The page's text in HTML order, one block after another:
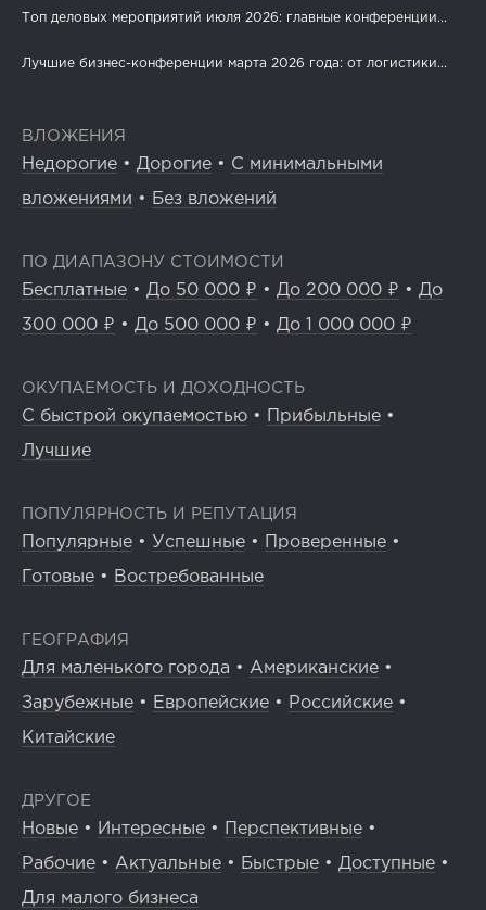
Топ деловых мероприятий июля 2026: главные конференции...
Лучшие бизнес-конференции марта 2026 года: от логистики...
ВЛОЖЕНИЯ
Недорогие • Дорогие • С минимальными
вложениями • Без вложений
ПО ДИАПАЗОНУ СТОИМОСТИ
Бесплатные • До 50 000 ₽ • До 200 000 ₽ • До
300 000 ₽ • До 500 000 ₽ • До 1 000 000 ₽
ОКУПАЕМОСТЬ И ДОХОДНОСТЬ
С быстрой окупаемостью • Прибыльные •
Лучшие
ПОПУЛЯРНОСТЬ И РЕПУТАЦИЯ
Популярные • Успешные • Проверенные •
Готовые • Востребованные
ГЕОГРАФИЯ
Для маленького города • Американские •
Зарубежные • Европейские • Российские •
Китайские
ДРУГОЕ
Новые • Интересные • Перспективные •
Рабочие • Актуальные • Быстрые • Доступные •
Для малого бизнеса